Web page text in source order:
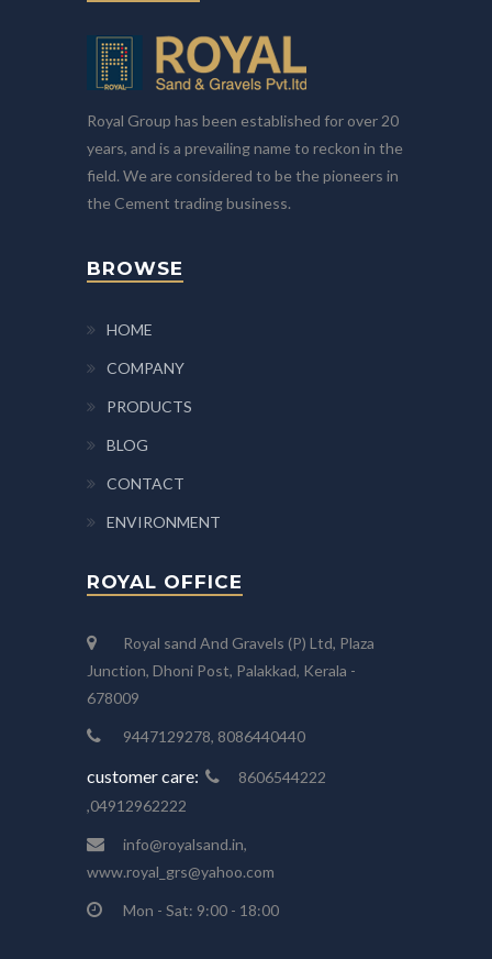
Royal Group has been established for over 20
years, and is a prevailing name to reckon in the
field. We are considered to be the pioneers in
the Cement trading business.
BROWSE
HOME
COMPANY
PRODUCTS
BLOG
CONTACT
ENVIRONMENT
ROYAL OFFICE
Royal sand And Gravels (P) Ltd, Plaza
Junction, Dhoni Post, Palakkad, Kerala -
678009
9447129278, 8086440440
customer care:
8606544222
,04912962222
info@royalsand.in,
www.royal_grs@yahoo.com
Mon - Sat: 9:00 - 18:00